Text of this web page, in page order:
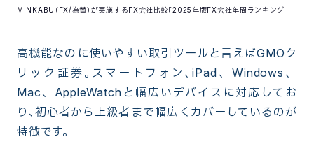
MINKABU（FX/為替）が実施するFX会社比較「2025年版FX会社年間ランキング」
高機能なのに使いやすい取引ツールと言えばGMOク
リック証券。スマートフォン、iPad、Windows、
Mac、AppleWatchと幅広いデバイスに対応してお
り、初心者から上級者まで幅広くカバーしているのが
特徴です。